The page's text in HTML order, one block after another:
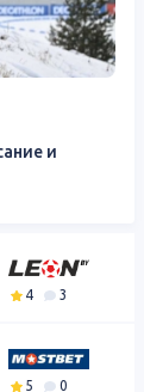
и
4 3
5 0